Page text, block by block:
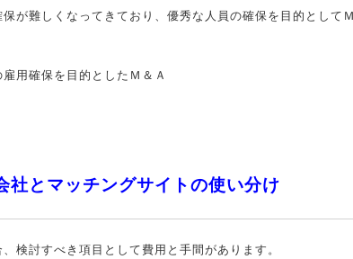
保が難しくなってきており、優秀な人員の確保を目的として
用確保を目的としたＭ＆Ａ
社とマッチングサイトの使い分け
検討すべき項目として費用と手間があります。